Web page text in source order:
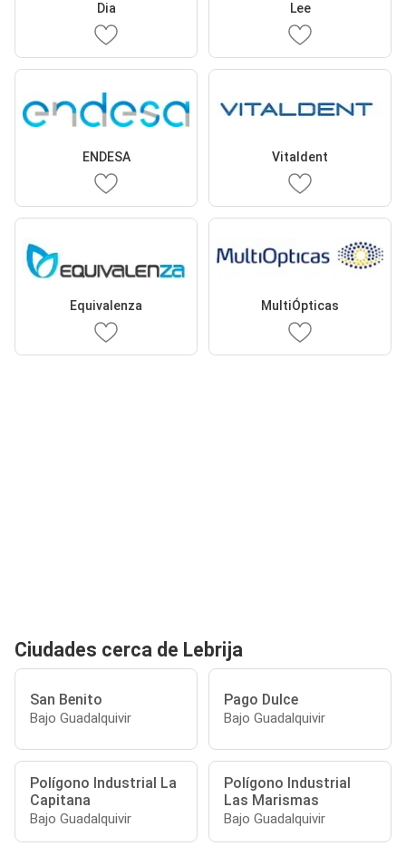
Dia Lee
ENDESA Vitaldent
Equivalenza MultiÓpticas
Ciudades cerca de Lebrija
San Benito
Bajo Guadalquivir
Pago Dulce
Bajo Guadalquivir
Polígono Industrial La
Capitana
Bajo Guadalquivir
Polígono Industrial
Las Marismas
Bajo Guadalquivir